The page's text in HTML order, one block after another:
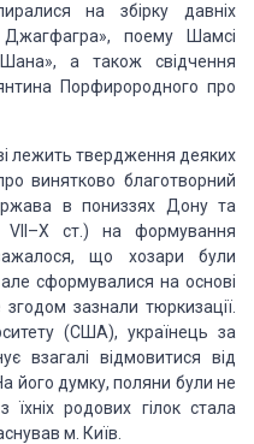
на збірку давніх
Джагфагра», поему Шамсі
а також свідчення
Порфирородного про
лежить твердження деяких
винятково благотворний
в пониззях Дону та
VII–X ст.) на формування
що хозари були
але сформувалися на основі
зазнали тюркизації.
(США), українець за
взагалі відмовитися від
його думку, поляни були не
їхніх родових гілок стала
м. Київ.